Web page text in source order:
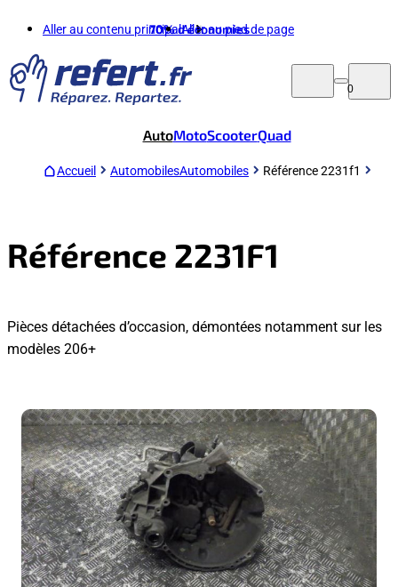
Aller au contenu principalAller au pied de page
70%d'économies
0
AutoMotoScooterQuad
Accueil AutomobilesAutomobiles Référence 2231f1
Référence 2231F1
Pièces détachées d’occasion, démontées notamment sur les
modèles 206+